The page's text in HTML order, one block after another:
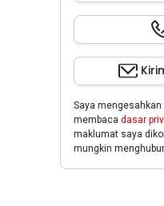
Saya
membaca dasar
maklumat saya
mungkin